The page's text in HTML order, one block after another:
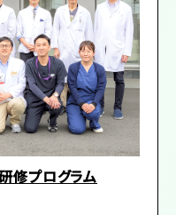
複雑な疾患を抱える子ど
門病院です。小児のあらゆ
小児専門診療科が揃って
の小児がん拠点病院の一
れている一方、寝たきりの
を入れています。2016年
、ERやNICUが充実しま
院が移転し、その産科と
りました。さらに、外科
修プログラム